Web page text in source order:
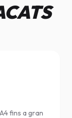
fins a gran